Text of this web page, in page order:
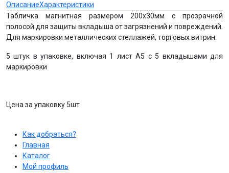
ОписаниеХарактеристики
Табличка магнитная размером 200х30мм с прозрачной
полосой для защиты вкладыша от загрязнений и повреждений.
Для маркировки металлических стеллажей, торговых витрин.
5 штук в упаковке, включая 1 лист А5 с 5 вкладышами для
маркировки
Цена за упаковку 5шт
Как добраться?
Главная
Каталог
Мой профиль